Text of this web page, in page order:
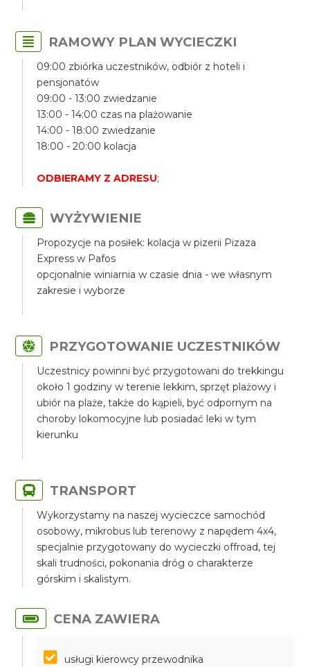
RAMOWY PLAN WYCIECZKI
09:00 zbiórka uczestników, odbiór z hoteli i
pensjonatów
09:00 - 13:00 zwiedzanie
13:00 - 14:00 czas na plażowanie
14:00 - 18:00 zwiedzanie
18:00 - 20:00 kolacja
ODBIERAMY Z ADRESU;
WYŻYWIENIE
Propozycje na posiłek: kolacja w pizerii Pizaza
Express w Pafos
opcjonalnie winiarnia w czasie dnia - we własnym
zakresie i wyborze
PRZYGOTOWANIE UCZESTNIKÓW
Uczestnicy powinni być przygotowani do trekkingu
około 1 godziny w terenie lekkim, sprzęt plażowy i
ubiór na plaże, także do kąpieli, być odpornym na
choroby lokomocyjne lub posiadać leki w tym
kierunku
TRANSPORT
Wykorzystamy na naszej wycieczce samochód
osobowy, mikrobus lub terenowy z napędem 4x4,
specjalnie przygotowany do wycieczki offroad, tej
skali trudności, pokonania dróg o charakterze
górskim i skalistym.
CENA ZAWIERA
usługi kierowcy przewodnika